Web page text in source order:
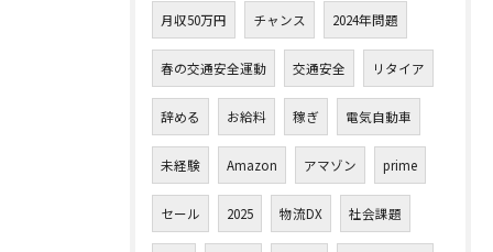
月収50万円 チャンス 2024年問題
春の交通安全運動 交通安全 リタイア
辞める お給料 稼ぎ 電気自動車
未経験 Amazon アマゾン prime
セール 2025 物流DX 社会課題